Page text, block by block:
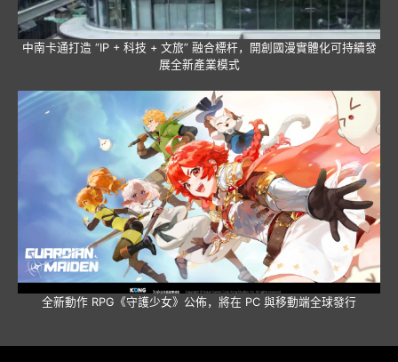
中南卡通打造 “IP + 科技 + 文旅” 融合標杆，開創國漫實體化可持續發
展全新產業模式
全新動作 RPG《守護少女》公佈，將在 PC 與移動端全球發行